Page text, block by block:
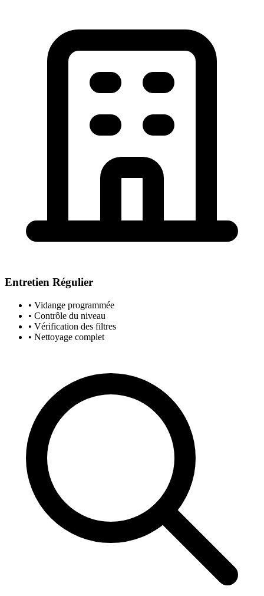
Entretien Régulier
• Vidange programmée
• Contrôle du niveau
• Vérification des filtres
• Nettoyage complet